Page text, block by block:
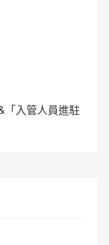
「入管人員進駐